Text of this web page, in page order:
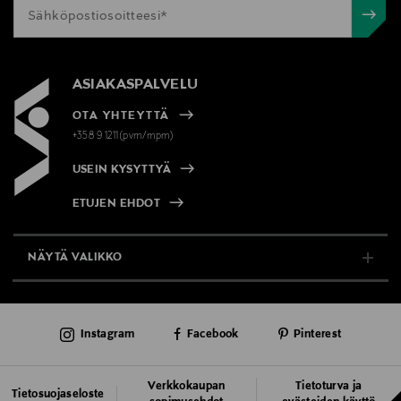
ASIAKASPALVELU
OTA YHTEYTTÄ
+358 9 1211(pvm/mpm)
USEIN KYSYTTYÄ
ETUJEN EHDOT
NÄYTÄ VALIKKO
AJANKOHTAISTA
Tietosuojaseloste
Verkkokaupan
Tietoturva ja
Instagram Facebook Pinterest